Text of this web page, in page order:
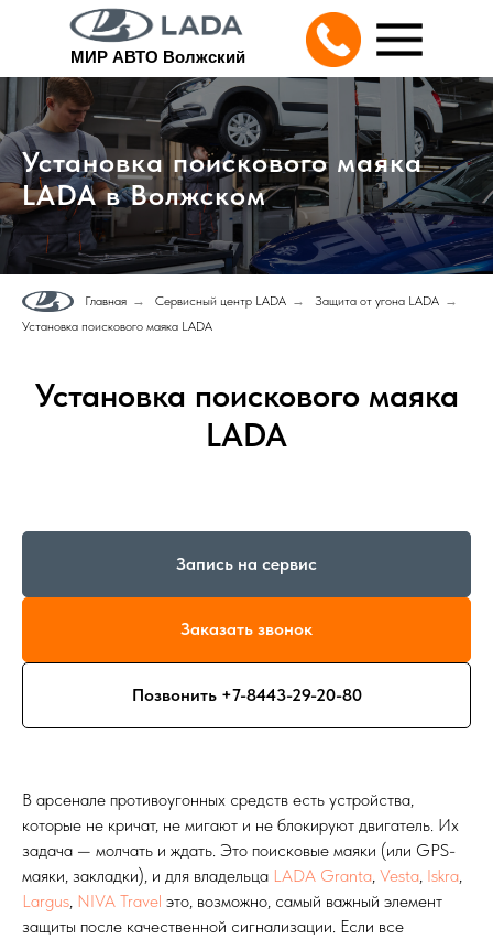
МИР АВТО Волжский
Установка поискового маяка
LADA в Волжском
Главная → Сервисный центр LADA → Защита от угона LADA →
Установка поискового маяка LADA
Установка поискового маяка
LADA
Запись на сервис
Заказать звонок
Позвонить +7-8443-29-20-80
В арсенале противоугонных средств есть устройства,
которые не кричат, не мигают и не блокируют двигатель. Их
задача — молчать и ждать. Это поисковые маяки (или GPS-
маяки, закладки), и для владельца LADA Granta Vesta Iskra
Largus NIVA Travel это, возможно, самый важный элемент
защиты после качественной сигнализации. Если все